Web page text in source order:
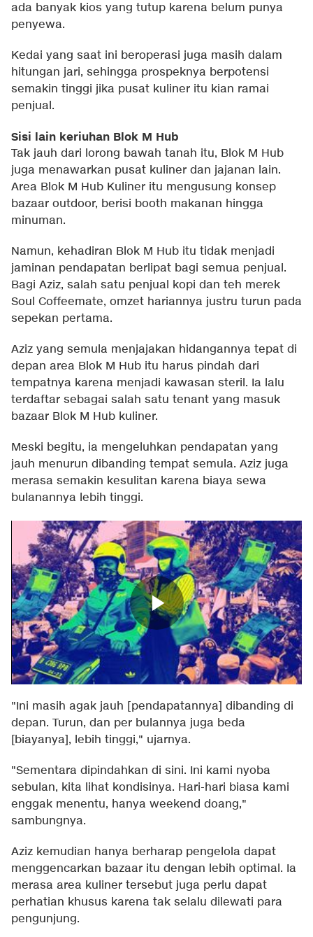
ada banyak kios yang tutup karena belum punya
penyewa.
Kedai yang saat ini beroperasi juga masih dalam
hitungan jari, sehingga prospeknya berpotensi
semakin tinggi jika pusat kuliner itu kian ramai
penjual.
Sisi lain keriuhan Blok M Hub
Tak jauh dari lorong bawah tanah itu, Blok M Hub
juga menawarkan pusat kuliner dan jajanan lain.
Area Blok M Hub Kuliner itu mengusung konsep
bazaar outdoor, berisi booth makanan hingga
minuman.
Namun, kehadiran Blok M Hub itu tidak menjadi
jaminan pendapatan berlipat bagi semua penjual.
Bagi Aziz, salah satu penjual kopi dan teh merek
Soul Coffeemate, omzet hariannya justru turun pada
sepekan pertama.
Aziz yang semula menjajakan hidangannya tepat di
depan area Blok M Hub itu harus pindah dari
tempatnya karena menjadi kawasan steril. Ia lalu
terdaftar sebagai salah satu tenant yang masuk
bazaar Blok M Hub kuliner.
Meski begitu, ia mengeluhkan pendapatan yang
jauh menurun dibanding tempat semula. Aziz juga
merasa semakin kesulitan karena biaya sewa
bulanannya lebih tinggi.
"Ini masih agak jauh [pendapatannya] dibanding di
depan. Turun, dan per bulannya juga beda
[biayanya], lebih tinggi," ujarnya.
"Sementara dipindahkan di sini. Ini kami nyoba
sebulan, kita lihat kondisinya. Hari-hari biasa kami
enggak menentu, hanya weekend doang,"
sambungnya.
Aziz kemudian hanya berharap pengelola dapat
menggencarkan bazaar itu dengan lebih optimal. Ia
merasa area kuliner tersebut juga perlu dapat
perhatian khusus karena tak selalu dilewati para
pengunjung.